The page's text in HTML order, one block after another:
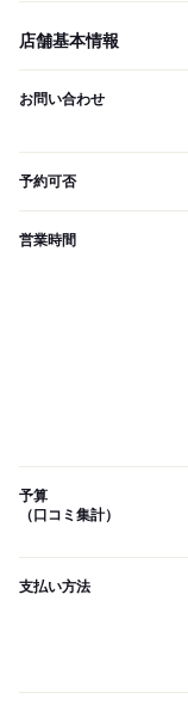
店舗基本情報
お問い合わせ
予約可否
営業時間
予算
（口コミ集計）
支払い方法